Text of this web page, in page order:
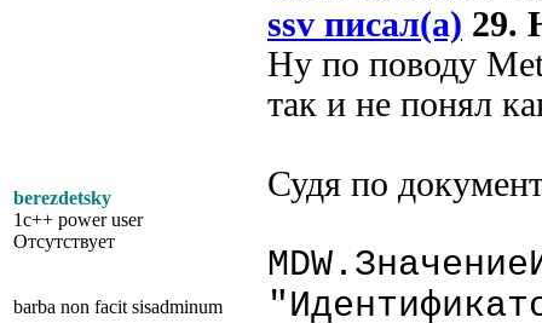
berezdetsky
1c++ power user
Отсутствует
barba non facit sisadminum
ssv писал(а) 29.
Ну по поводу
так и не понял
Судя по